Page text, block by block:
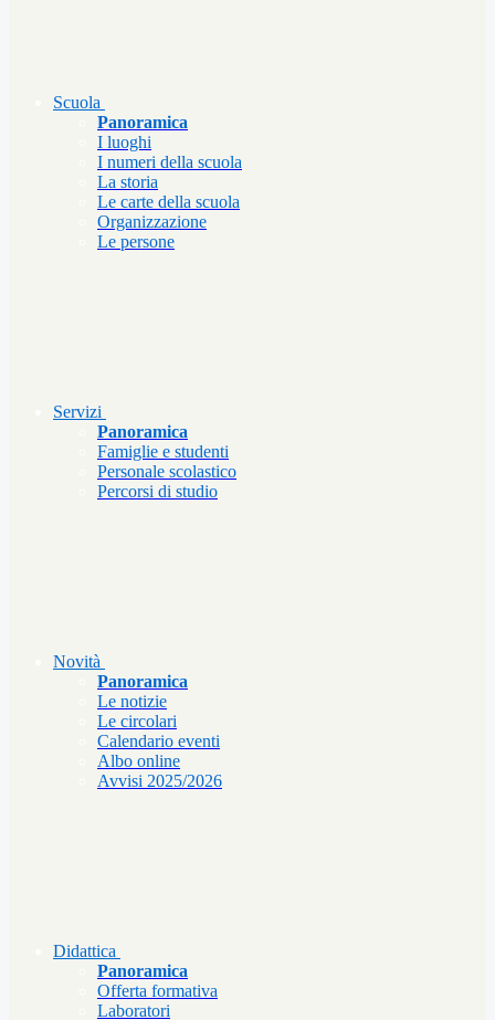
Scuola
Panoramica
I luoghi
I numeri della scuola
La storia
Le carte della scuola
Organizzazione
Le persone
Servizi
Panoramica
Famiglie e studenti
Personale scolastico
Percorsi di studio
Novità
Panoramica
Le notizie
Le circolari
Calendario eventi
Albo online
Avvisi 2025/2026
Didattica
Panoramica
Offerta formativa
Laboratori